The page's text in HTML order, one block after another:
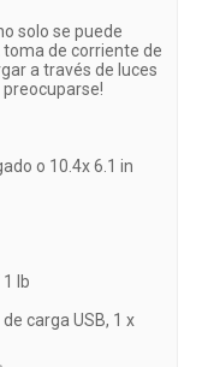
solo se puede
toma de corriente de
a través de luces
preocuparse!
o 10.4x 6.1 in
Ib
carga USB, 1 x